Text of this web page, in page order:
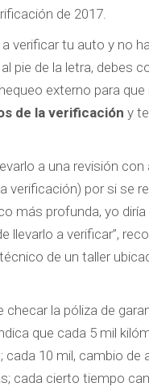
de 2017.
verificar tu auto y no
pie de la letra, debes
externo para que
de la verificación y
a una revisión con
verificación) por si se
más profunda, yo
llevarlo a verificar”,
de un taller
checar la póliza de
que cada 5 mil
cada 10 mil, cambio de
cada cierto tiempo